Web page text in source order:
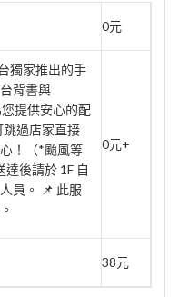
0元
獨家推出的手
背書與
提供安心的配
跳過店家直接
！（*颱風等
後請於 1F 自
員。 📌 此服
0元+
38元